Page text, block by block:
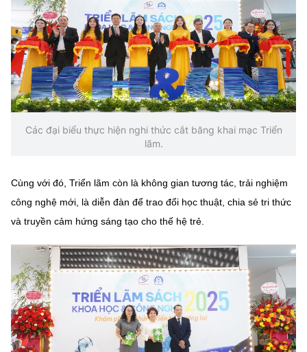
Các đại biểu thực hiện nghi thức cắt băng khai mạc Triển
lãm.
Cùng với đó, Triển lãm còn là không gian tương tác, trải nghiệm
công nghệ mới, là diễn đàn để trao đổi học thuật, chia sẻ tri thức
và truyền cảm hứng sáng tạo cho thế hệ trẻ.